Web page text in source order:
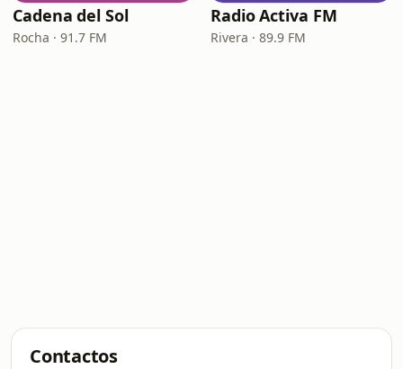
Cadena del Sol
Rocha · 91.7 FM
Radio Activa FM
Rivera · 89.9 FM
Contactos